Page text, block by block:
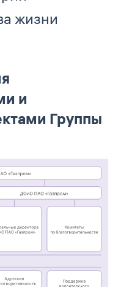
жизни
и
Группы